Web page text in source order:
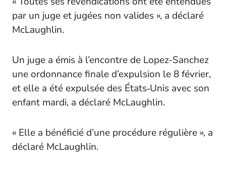
par un juge et jugées non valides », a déclaré
McLaughlin.
Un juge a émis à l’encontre de Lopez-Sanchez
une ordonnance finale d’expulsion le 8 février,
et elle a été expulsée des États‑Unis avec son
enfant mardi, a déclaré McLaughlin.
« Elle a bénéficié d’une procédure régulière », a
déclaré McLaughlin.